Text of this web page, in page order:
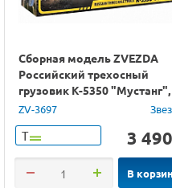
Сборная модель ZVEZDA
Российский трехосный
грузовик К-5350 "Мустанг",
1/35
ZV-3697
Т 3 490
В